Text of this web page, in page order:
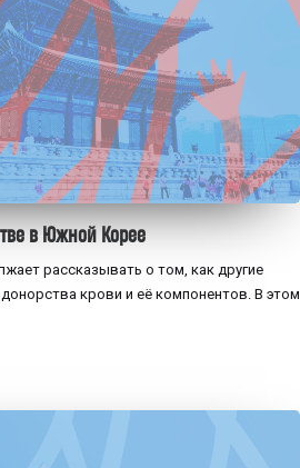
в Южной Корее
рассказывать о том, как другие
крови и её компонентов. В этом